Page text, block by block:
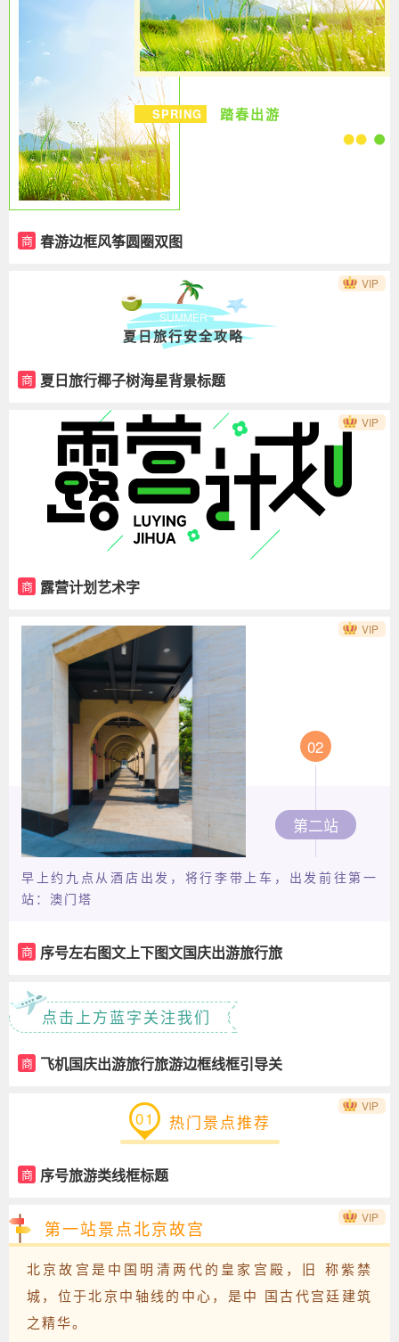
SPRING 踏春出游
商 春游边框风筝圆圈双图
SUMMER
夏日旅行安全攻略
商 夏日旅行椰子树海星背景标题
VIP
商 露营计划艺术字
VIP
02
第二站
早上约九点从酒店出发，将行李带上车，出发前往第一
站：澳门塔
商 序号左右图文上下图文国庆出游旅行旅
游景点推荐
VIP
点击上方蓝字关注我们
商 飞机国庆出游旅行旅游边框线框引导关
01 热门景点推荐
商 序号旅游类线框标题
VIP
第一站景点北京故宫
北京故宫是中国明清两代的皇家宫殿，旧 称紫禁
城，位于北京中轴线的中心，是中 国古代宫廷建筑
之精华。
VIP